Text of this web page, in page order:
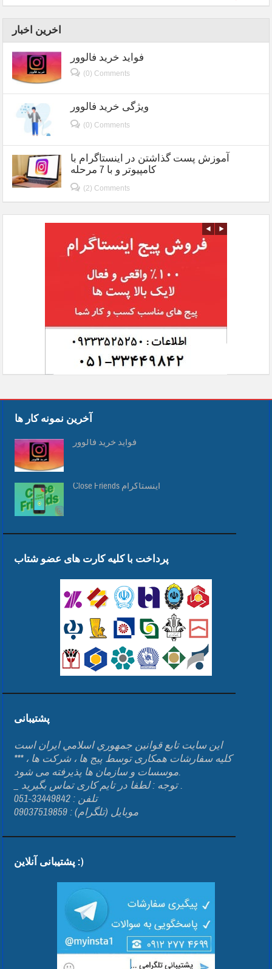
اخرین اخبار
فواید خرید فالوور
(0) Comments
ویژگی خرید فالوور
(0) Comments
آموزش پست گذاشتن در اینستاگرام با
کامپیوتر و با 7 مرحله
(2) Comments
آخرین نمونه کار ها
فواید خرید فالوور
Close Friends اینستاگرام
پرداخت با کلیه کارت های عضو شتاب
پشتیبانی
اين سايت تابع قوانين جمهوري اسلامي ايران است
*** کلیه سفارشات همکاری توسط پیج ها ، شرکت ها ،
موسسات و سازمان ها پذیرفته می شود.
_ توجه : لطفا در تایم کاری تماس بگیرید .
تلفن : 33449842-051
موبایل (تلگرام) : 09037519859
پشتیبانی آنلاین :)